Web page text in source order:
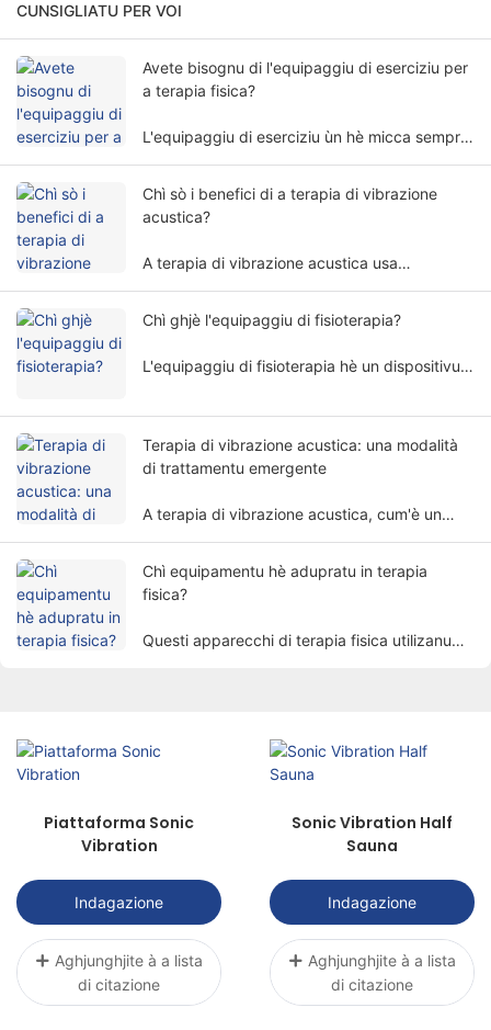
CUNSIGLIATU PER VOI
Avete bisognu di l'equipaggiu di eserciziu per
a terapia fisica?
L'equipaggiu di eserciziu ùn hè micca sempre
implica parechji fatturi è dimensioni.
Chì sò i benefici di a terapia di vibrazione
acustica?
A terapia di vibrazione acustica usa
manera non invasiva, è hè largamente usata in
Chì ghjè l'equipaggiu di fisioterapia?
L'equipaggiu di fisioterapia hè un dispositivu
annantu à i principii fisici. Aiuta i pazienti à
alleviare i sintomi è à restaurà e funzioni di u
corpu in modu non invasivu.
Terapia di vibrazione acustica: una modalità
di trattamentu emergente
A terapia di vibrazione acustica, cum'è un
Chì equipamentu hè adupratu in terapia
fisica?
Questi apparecchi di terapia fisica utilizanu
guariscenza è ristabilisce e funzioni.
Piattaforma Sonic
Vibration
Indagazione
Aghjunghjite à a lista
di citazione
Sonic Vibration Half
Sauna
Indagazione
Aghjunghjite à a lista
di citazione